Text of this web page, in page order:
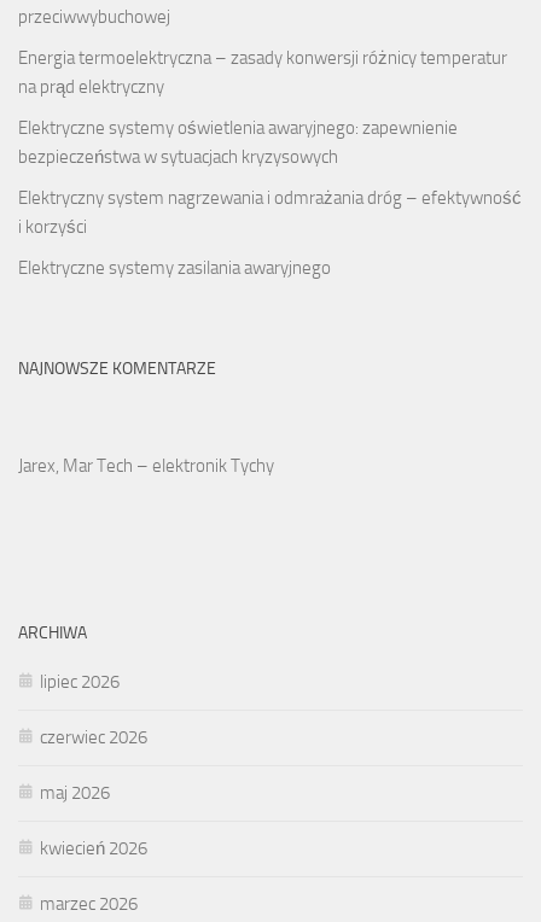
przeciwwybuchowej
Energia termoelektryczna – zasady konwersji różnicy temperatur
na prąd elektryczny
Elektryczne systemy oświetlenia awaryjnego: zapewnienie
bezpieczeństwa w sytuacjach kryzysowych
Elektryczny system nagrzewania i odmrażania dróg – efektywność
i korzyści
Elektryczne systemy zasilania awaryjnego
NAJNOWSZE KOMENTARZE
Jarex, Mar Tech – elektronik Tychy
ARCHIWA
lipiec 2026
czerwiec 2026
maj 2026
kwiecień 2026
marzec 2026